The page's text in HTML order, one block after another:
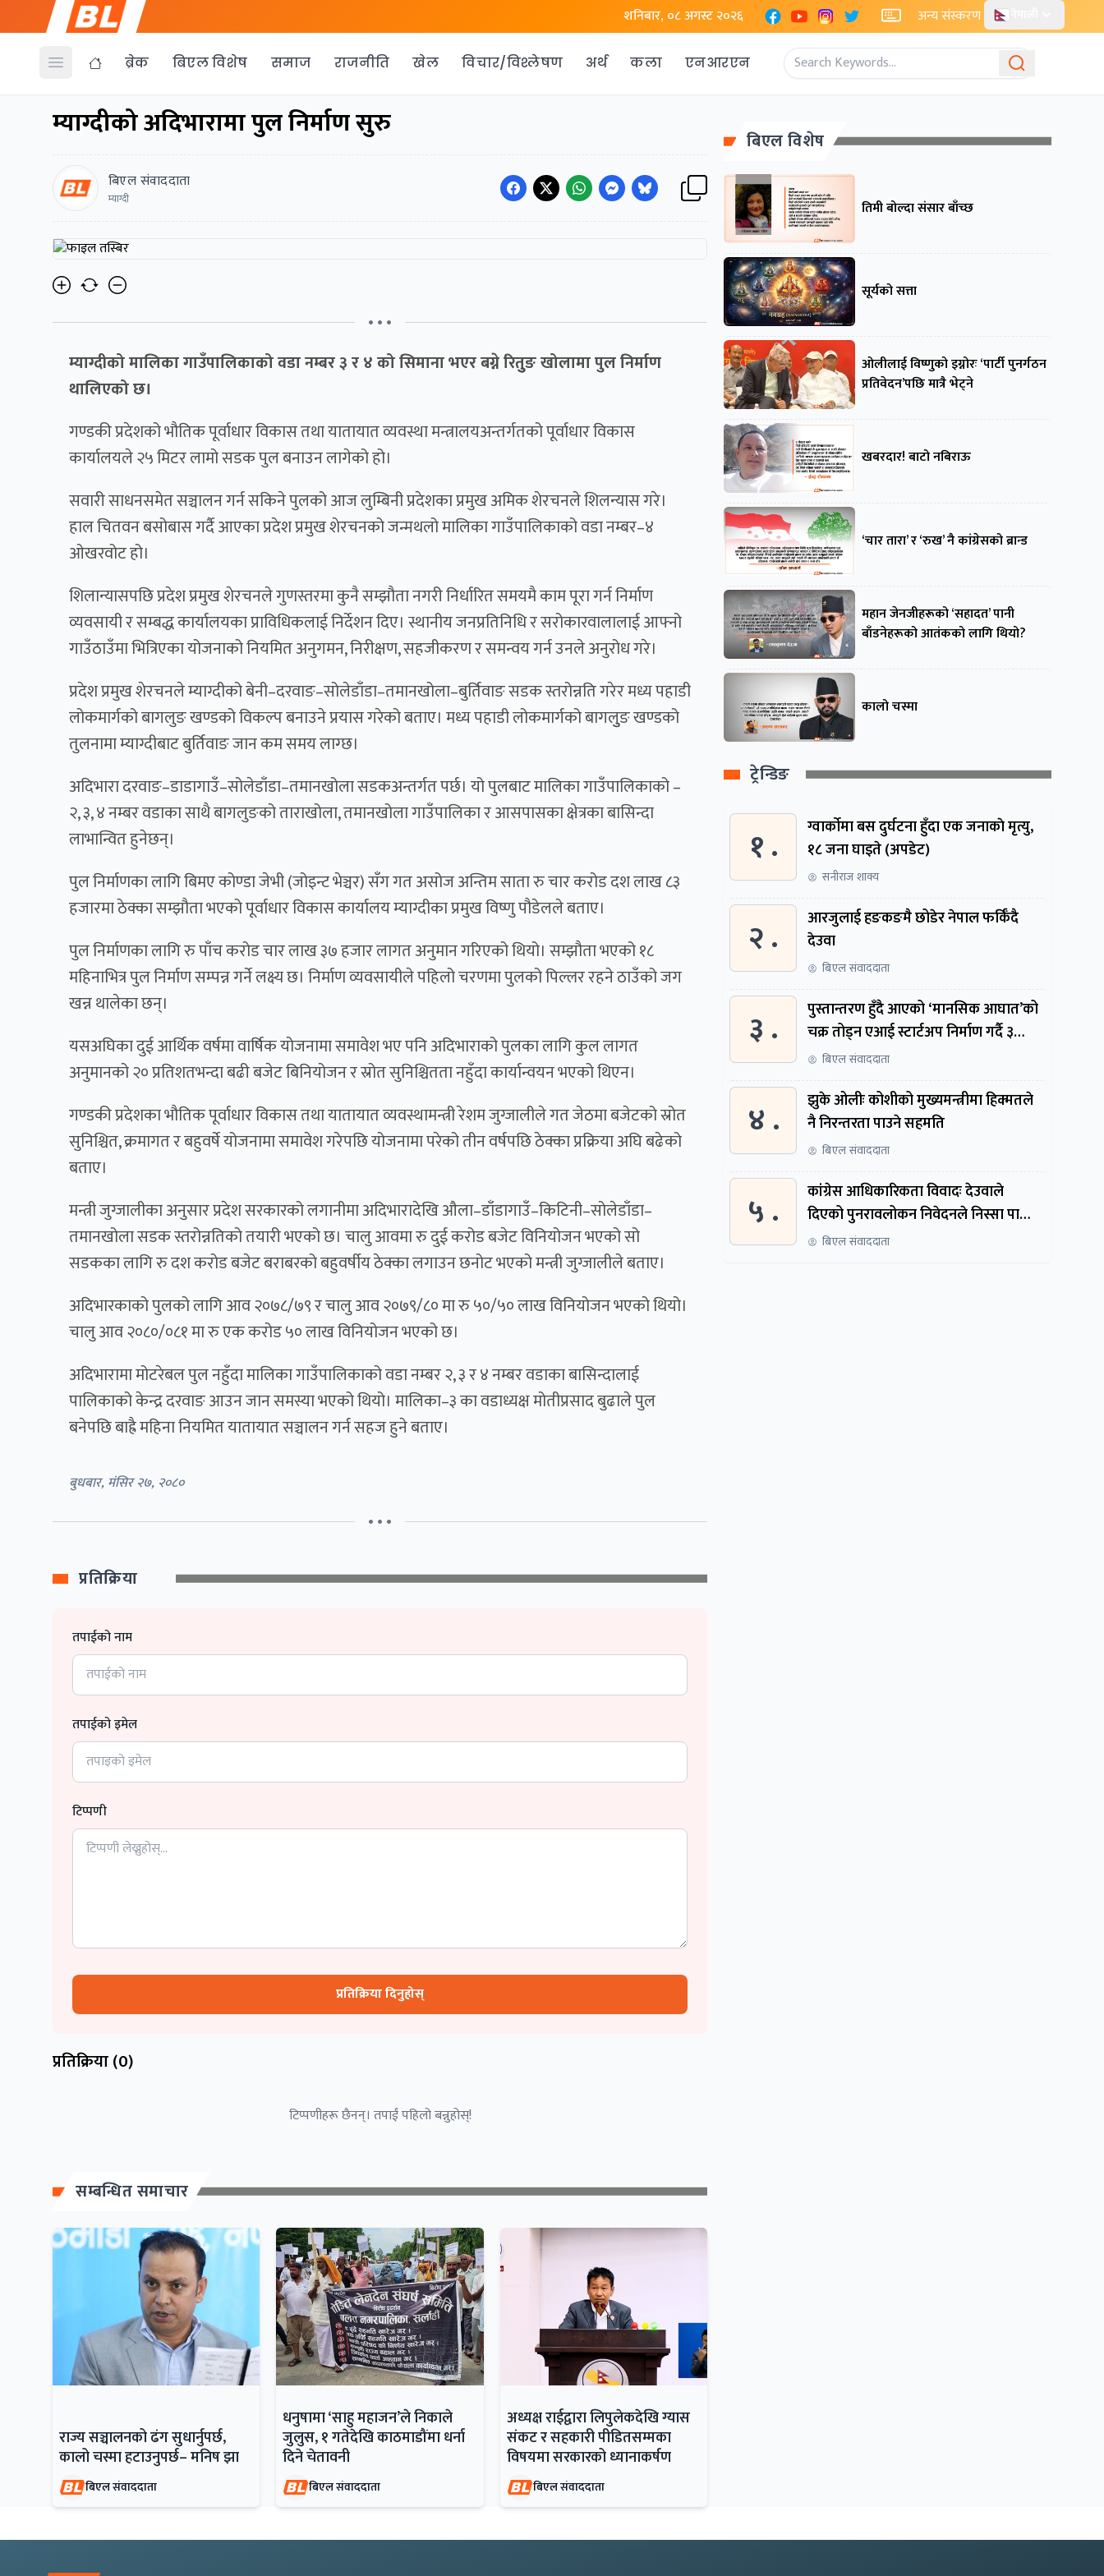
शनिबार, ०८ अगस्ट २०२६ FacebookYouTubeInstagram
X अन्य संस्करण
Open menu ब्रेक बिएल विशेष समाज राजनीति खेल विचार/विश्लेषण अर्थ कला एनआरएन
म्याग्दीको अदिभारामा पुल निर्माण सुरु
बिएल संवाददाता
म्याग्दी
• • •
म्याग्दीको मालिका गाउँपालिकाको वडा नम्बर ३ र ४ को सिमाना भएर बग्ने रितुुङ खोलामा पुल निर्माण
थालिएको छ।
गण्डकी प्रदेशको भौतिक पूर्वाधार विकास तथा यातायात व्यवस्था मन्त्रालयअन्तर्गतको पूर्वाधार विकास
कार्यालयले २५ मिटर लामो सडक पुल बनाउन लागेको हो।
सवारी साधनसमेत सञ्चालन गर्न सकिने पुलको आज लुम्बिनी प्रदेशका प्रमुख अमिक शेरचनले शिलन्यास गरे।
हाल चितवन बसोबास गर्दै आएका प्रदेश प्रमुख शेरचनको जन्मथलो मालिका गाउँपालिकाको वडा नम्बर–४
ओखरवोट हो।
शिलान्यासपछि प्रदेश प्रमुख शेरचनले गुणस्तरमा कुनै सम्झौता नगरी निर्धारित समयमै काम पूरा गर्न निर्माण
व्यवसायी र सम्बद्ध कार्यालयका प्राविधिकलाई निर्देशन दिए। स्थानीय जनप्रतिनिधि र सरोकारवालालाई आफ्नो
गाउँठाउँमा भित्रिएका योजनाको नियमित अनुगमन, निरीक्षण, सहजीकरण र समन्वय गर्न उनले अनुरोध गरे।
प्रदेश प्रमुख शेरचनले म्याग्दीको बेनी–दरवाङ–सोलेडाँडा–तमानखोला–बुर्तिवाङ सडक स्तरोन्नति गरेर मध्य पहाडी
लोकमार्गको बागलुङ खण्डको विकल्प बनाउने प्रयास गरेको बताए। मध्य पहाडी लोकमार्गको बागलुुङ खण्डको
तुलनामा म्याग्दीबाट बुर्तिवाङ जान कम समय लाग्छ।
अदिभारा दरवाङ–डाडागाउँ–सोलेडाँडा–तमानखोला सडकअन्तर्गत पर्छ। यो पुलबाट मालिका गाउँपालिकाको –
२, ३, ४ नम्बर वडाका साथै बागलुङको ताराखोला, तमानखोला गाउँपालिका र आसपासका क्षेत्रका बासिन्दा
लाभान्वित हुनेछन्।
पुल निर्माणका लागि बिमए कोण्डा जेभी (जोइन्ट भेञ्चर) सँग गत असोज अन्तिम साता रु चार करोड दश लाख ८३
हजारमा ठेक्का सम्झौता भएको पूर्वाधार विकास कार्यालय म्याग्दीका प्रमुख विष्णु पौडेलले बताए।
पुल निर्माणका लागि रु पाँच करोड चार लाख ३७ हजार लागत अनुमान गरिएको थियो। सम्झौता भएको १८
महिनाभित्र पुल निर्माण सम्पन्न गर्ने लक्ष्य छ। निर्माण व्यवसायीले पहिलो चरणमा पुलको पिल्लर रहने ठाउँको जग
खन्न थालेका छन्।
यसअघिका दुई आर्थिक वर्षमा वार्षिक योजनामा समावेश भए पनि अदिभाराको पुलका लागि कुल लागत
अनुमानको २० प्रतिशतभन्दा बढी बजेट बिनियोजन र स्रोत सुनिश्चितता नहुँदा कार्यान्वयन भएको थिएन।
गण्डकी प्रदेशका भौतिक पूर्वाधार विकास तथा यातायात व्यवस्थामन्त्री रेशम जुग्जालीले गत जेठमा बजेटको स्रोत
सुनिश्चित, क्रमागत र बहुवर्षे योजनामा समावेश गरेपछि योजनामा परेको तीन वर्षपछि ठेक्का प्रक्रिया अघि बढेको
बताए।
मन्त्री जुग्जालीका अनुसार प्रदेश सरकारको लगानीमा अदिभारादेखि औला–डाँडागाउँ–किटिनी–सोलेडाँडा–
तमानखोला सडक स्तरोन्नतिको तयारी भएको छ। चालु आवमा रु दुई करोड बजेट विनियोजन भएको सो
सडकका लागि रु दश करोड बजेट बराबरको बहुवर्षीय ठेक्का लगाउन छनोट भएको मन्त्री जुग्जालीले बताए।
अदिभारकाको पुलको लागि आव २०७८/७९ र चालु आव २०७९/८० मा रु ५०/५० लाख विनियोजन भएको थियो।
चालु आव २०८०/०८१ मा रु एक करोड ५० लाख विनियोजन भएको छ।
अदिभारामा मोटरेबल पुल नहुँदा मालिका गाउँपालिकाको वडा नम्बर २, ३ र ४ नम्बर वडाका बासिन्दालाई
पालिकाको केन्द्र दरवाङ आउन जान समस्या भएको थियो। मालिका–३ का वडाध्यक्ष मोतीप्रसाद बुढाले पुल
बनेपछि बाह्रै महिना नियमित यातायात सञ्चालन गर्न सहज हुने बताए।
बुधबार, मंसिर २७, २०८०
• • •
प्रतिक्रिया
तपाईको नाम
तपाईको इमेल
टिप्पणी
प्रतिक्रिया दिनुहोस्
प्रतिक्रिया (0)
टिप्पणीहरू छैनन्। तपाईं पहिलो बन्नुहोस्!
सम्बन्धित समाचार
राज्य सञ्चालनको ढंग सुधार्नुपर्छ,
कालो चस्मा हटाउनुपर्छ– मनिष झा
बिएल संवाददाता
धनुषामा ‘साहु महाजन’ले निकाले
जुलुस, १ गतेदेखि काठमाडौंमा धर्ना
दिने चेतावनी
बिएल संवाददाता
अध्यक्ष राईद्वारा लिपुलेकदेखि ग्यास
संकट र सहकारी पीडितसम्मका
विषयमा सरकारको ध्यानाकर्षण
बिएल संवाददाता
बिएल विशेष
तिमी बोल्दा संसार बाँच्छ
सूर्यको सत्ता
ओलीलाई विष्णुको इग्नोरः ‘पार्टी पुनर्गठन
प्रतिवेदन’पछि मात्रै भेट्ने
खबरदार! बाटो नबिराऊ
‘चार तारा’ र ‘रुख’ नै कांग्रेसको ब्रान्ड
महान जेनजीहरूको ‘सहादत’ पानी
बाँडनेहरूको आतंकको लागि थियो?
कालो चस्मा
ट्रेन्डिङ
१ .
ग्वार्काेमा बस दुर्घटना हुँदा एक जनाकाे मृत्यु,
१८ जना घाइते (अपडेट)
सनीराज शाक्य
२ .
आरजुलाई हङकङमै छोडेर नेपाल फर्किँदै
देउवा
बिएल संवाददाता
३ .
पुस्तान्तरण हुँदै आएको ‘मानसिक आघात’को
चक्र तोड्न एआई स्टार्टअप निर्माण गर्दै ३
नेपाली
बिएल संवाददाता
४ .
झुके ओलीः कोशीको मुख्यमन्त्रीमा हिक्मतले
नै निरन्तरता पाउने सहमति
बिएल संवाददाता
५ .
कांग्रेस आधिकारिकता विवादः देउवाले
दिएको पुनरावलोकन निवेदनले निस्सा पायो,
फेरि सुरुदेखि सुनुवाइ हुने
बिएल संवाददाता